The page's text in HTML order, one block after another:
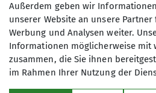
Mit (*) markierte Felder
sind Pflichtfelder
Sektion
Außerdem geben wir
unserer Website an unsere
Werbung und Analysen weiter.
Informationen möglicherweise mit
zusammen, die Sie ihnen
im Rahmen Ihrer Nutzung der